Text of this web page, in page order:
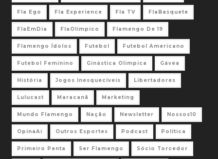
Fla Ego Fla Experience Fla TV FlaBasquete
FlaEmDia FlaOlímpico Flamengo De 19
Flamengo Ídolos Futebol Futebol Americano
Futebol Feminino Ginástica Olimpica Gávea
História Jogos Inesquecíveis Libertadores
Lulucast Maracanã Marketing
Mundo Flamengo Nação Newsletter Nossos10
OpinaAi Outros Esportes Podcast Política
Primeiro Penta Ser Flamengo Sócio Torcedor